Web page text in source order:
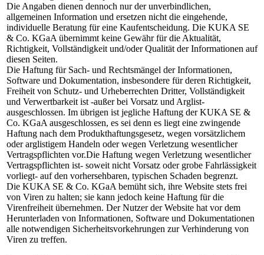
Die Angaben dienen dennoch nur der unverbindlichen,
allgemeinen Information und ersetzen nicht die eingehende,
individuelle Beratung für eine Kaufentscheidung. Die KUKA SE
& Co. KGaA übernimmt keine Gewähr für die Aktualität,
Richtigkeit, Vollständigkeit und/oder Qualität der Informationen auf
diesen Seiten.
Die Haftung für Sach- und Rechtsmängel der Informationen,
Software und Dokumentation, insbesondere für deren Richtigkeit,
Freiheit von Schutz- und Urheberrechten Dritter, Vollständigkeit
und Verwertbarkeit ist -außer bei Vorsatz und Arglist-
ausgeschlossen. Im übrigen ist jegliche Haftung der KUKA SE &
Co. KGaA ausgeschlossen, es sei denn es liegt eine zwingende
Haftung nach dem Produkthaftungsgesetz, wegen vorsätzlichem
oder arglistigem Handeln oder wegen Verletzung wesentlicher
Vertragspflichten vor.Die Haftung wegen Verletzung wesentlicher
Vertragspflichten ist- soweit nicht Vorsatz oder grobe Fahrlässigkeit
vorliegt- auf den vorhersehbaren, typischen Schaden begrenzt.
Die KUKA SE & Co. KGaA bemüht sich, ihre Website stets frei
von Viren zu halten; sie kann jedoch keine Haftung für die
Virenfreiheit übernehmen. Der Nutzer der Website hat vor dem
Herunterladen von Informationen, Software und Dokumentationen
alle notwendigen Sicherheitsvorkehrungen zur Verhinderung von
Viren zu treffen.